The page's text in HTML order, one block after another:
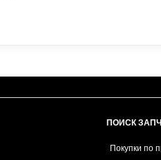
ПОИСК
Покупки по